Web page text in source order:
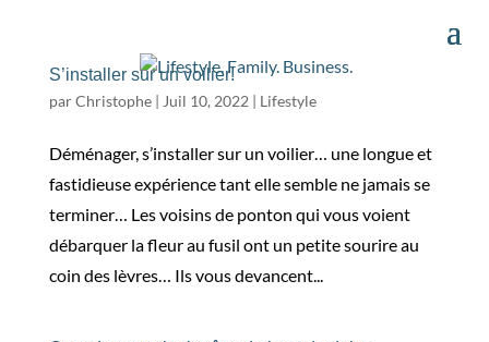
S’installer sur un voilier!
parChristophe| Juil 10, 2022 | Lifestyle
Déménager, s’installer sur un voilier… une longue et
fastidieuse expérience tant elle semble ne jamais se
terminer… Les voisins de ponton qui vous voient
débarquer la fleur au fusil ont un petite sourire au
coin des lèvres… Ils vous devancent...